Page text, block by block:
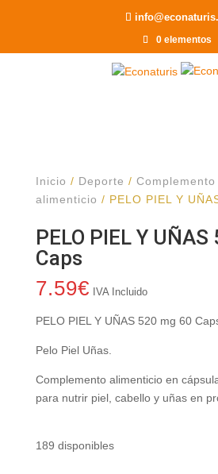
0 elementos
Inicio / Deporte / Complemento
alimenticio / PELO PIEL Y
PELO PIEL Y
Caps
7.59€ IVA Incluido
PELO PIEL Y UÑAS 520 mg 60
Pelo Piel Uñas.
Complemento alimenticio en
para nutrir piel, cabello y uñas en
189 disponibles